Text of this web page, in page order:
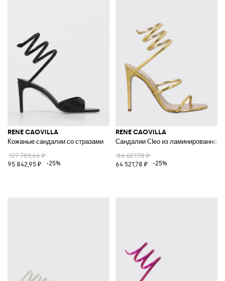
RENE CAOVILLA
Кожаные сандалии со стразами
127 789,66 ₽
95 842,95 ₽
-25%
RENE CAOVILLA
Сандалии Cleo из ламинированной
86 027,78 ₽
64 521,78 ₽
-25%